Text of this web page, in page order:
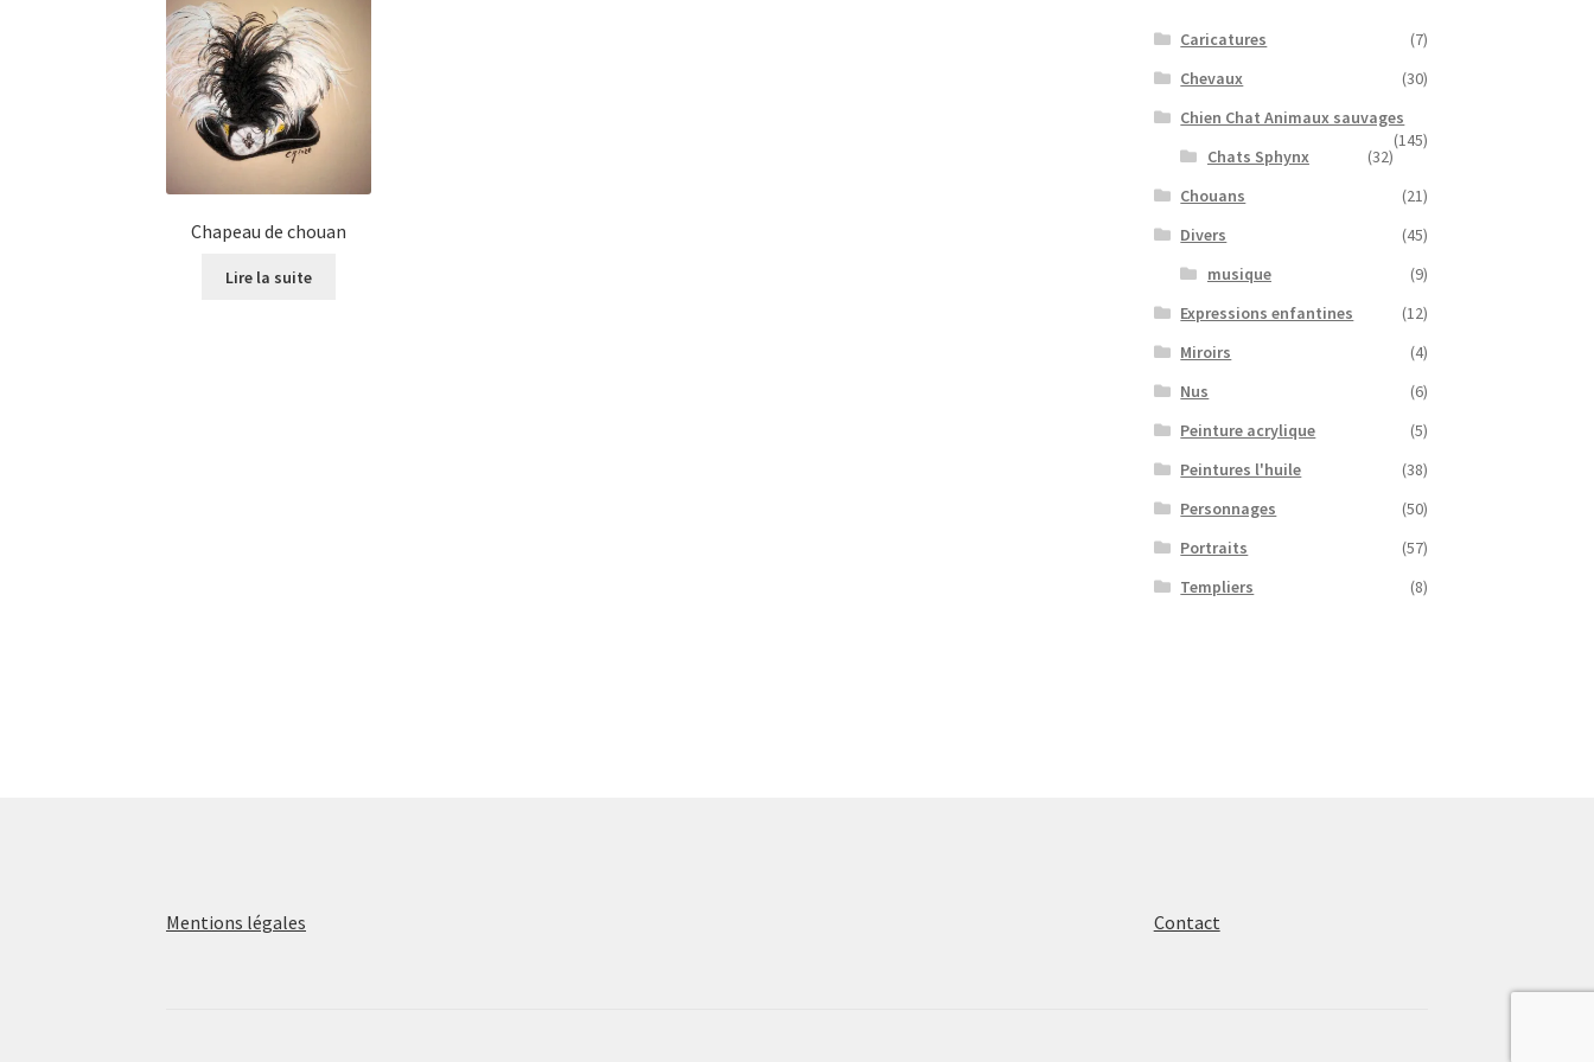
Chapeau de chouan
Lire la suite
Caricatures
(7)
Chevaux
(30)
Chien Chat Animaux sauvages
(145)
Chats Sphynx
(32)
Chouans
(21)
Divers
(45)
musique
(9)
Expressions enfantines
(12)
Miroirs
(4)
Nus
(6)
Peinture acrylique
(5)
Peintures l'huile
(38)
Personnages
(50)
Portraits
(57)
Templiers
(8)
Mentions légales Contact